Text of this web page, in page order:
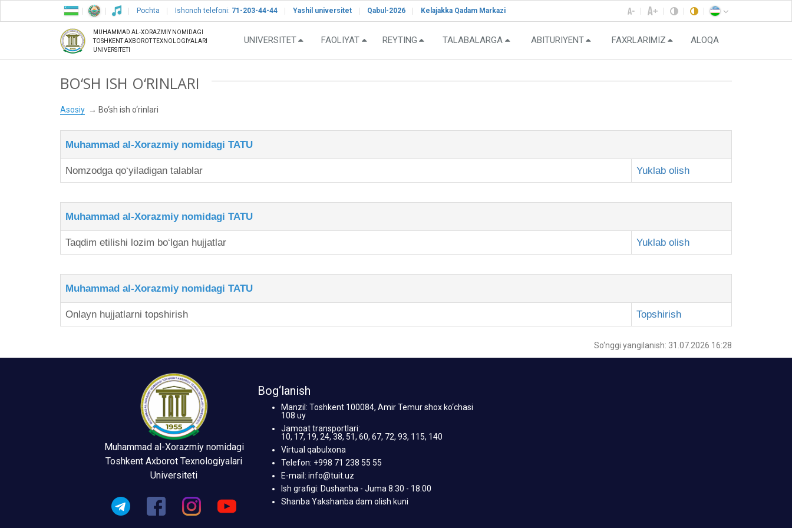
Pochta Ishonch telefoni: 71-203-44-44 Yashil universitet Qabul-2026 Kelajakka Qadam Markazi
MUHAMMAD AL-XORAZMIY NOMIDAGI
TOSHKENT AXBOROT TEXNOLOGIYALARI
UNIVERSITETI
UNIVERSITET FAOLIYAT REYTING TALABALARGA ABITURIYENT FAXRLARIMIZ ALOQA
BO‘SH ISH O‘RINLARI
Asosiy Bo‘sh ish o‘rinlari
Muhammad al-Xorazmiy nomidagi TATU
Nomzodga qo‘yiladigan talablar Yuklab olish
Muhammad al-Xorazmiy nomidagi TATU
Taqdim etilishi lozim bo‘lgan hujjatlar Yuklab olish
Muhammad al-Xorazmiy nomidagi TATU
Onlayn hujjatlarni topshirish Topshirish
So‘nggi yangilanish: 31.07.2026 16:28
Muhammad al-Xorazmiy nomidagi
Toshkent Axborot Texnologiyalari
Universiteti
Bog‘lanish
Manzil: Toshkent 100084, Amir Temur shox ko‘chasi
108 uy
Jamoat transportlari:
10, 17, 19, 24, 38, 51, 60, 67, 72, 93, 115, 140
Virtual qabulxona
Telefon: +998 71 238 55 55
E-mail: info@tuit.uz
Ish grafigi: Dushanba - Juma 8:30 - 18:00
Shanba Yakshanba dam olish kuni